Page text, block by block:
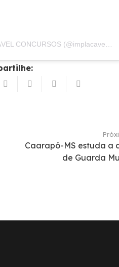
Uma publicação compartilhada por IMPLACÁVEL CONCURSOS (@implacavelconcursos)
Caarapó-MS estuda a
de Guarda